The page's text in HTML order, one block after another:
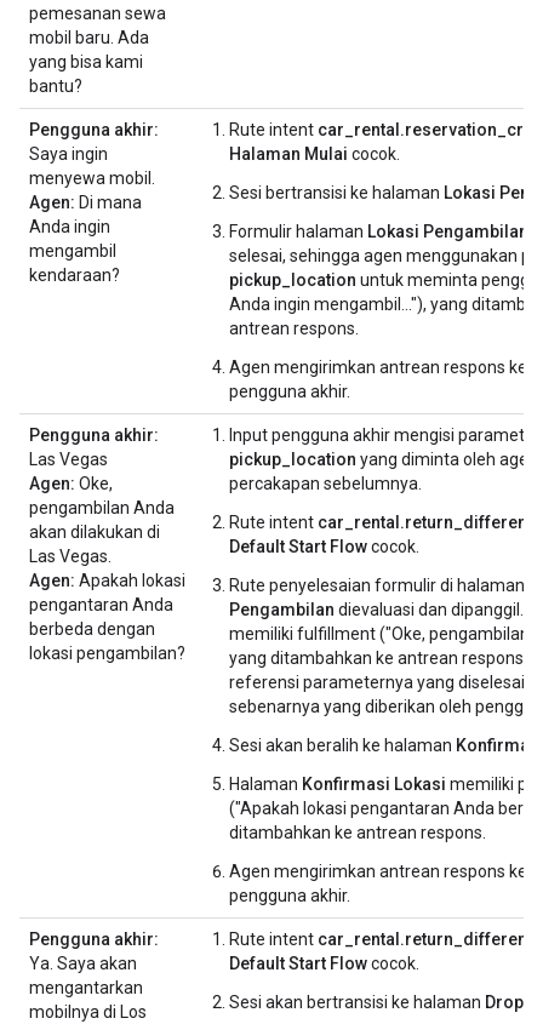
pemesanan sewa
mobil baru. Ada
yang bisa kami
bantu?
Pengguna akhir:
Saya ingin
menyewa mobil.
Agen: Di mana
Anda ingin
mengambil
kendaraan?
Rute intent
Halaman Mulai cocok.
Sesi bertransisi ke halaman Lokasi
Formulir halaman Lokasi Pengambilan
selesai, sehingga agen menggunakan
pickup_location untuk meminta
Anda ingin mengambil..."), yang
antrean respons.
Agen mengirimkan antrean respons
pengguna akhir.
Pengguna akhir:
Las Vegas
Agen: Oke,
pengambilan Anda
akan dilakukan di
Las Vegas.
Agen: Apakah lokasi
pengantaran Anda
berbeda dengan
lokasi pengambilan?
Input pengguna akhir mengisi parameter
pickup_location yang diminta oleh agen
percakapan sebelumnya.
Rute intent
Default Start Flowcocok.
Rute penyelesaian formulir di halaman
Pengambilan dievaluasi dan dipanggil.
memiliki fulfillment ("Oke, pengambilan
yang ditambahkan ke antrean respons
referensi parameternya yang
sebenarnya yang diberikan oleh
Sesi akan beralih ke halaman
Halaman Konfirmasi Lokasi memiliki
("Apakah lokasi pengantaran Anda
ditambahkan ke antrean respons.
Agen mengirimkan antrean respons
pengguna akhir.
Pengguna akhir:
Ya. Saya akan
mengantarkan
mobilnya di Los
Rute intent
Default Start Flowcocok.
Sesi akan bertransisi ke halaman Drop